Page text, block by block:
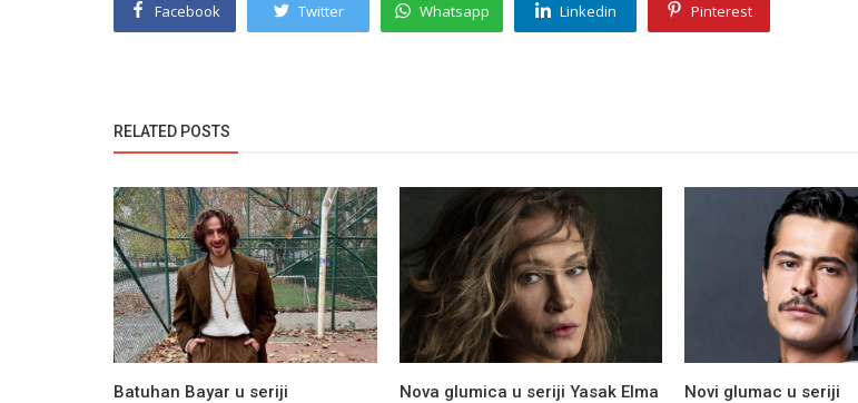
Facebook Twitter Whatsapp Linkedin Pinterest
RELATED POSTS
Batuhan Bayar u seriji
Nova glumica u seriji Yasak Elma
Novi glumac u seriji